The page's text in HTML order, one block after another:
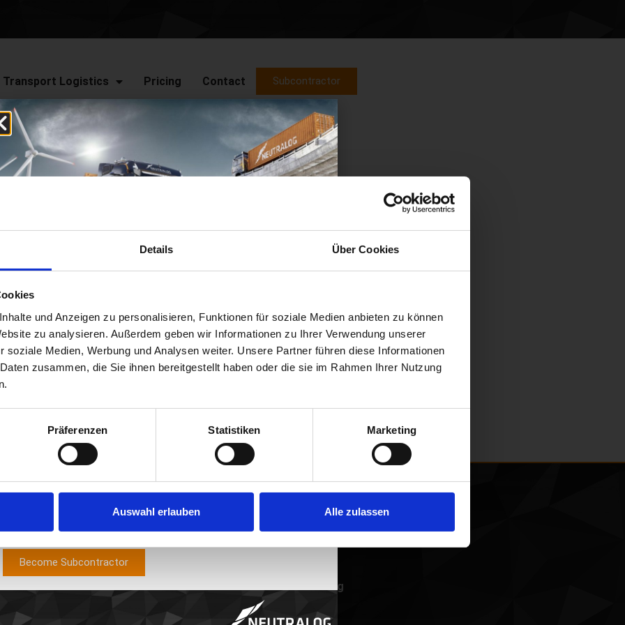
Details Über Cookies
und Anzeigen zu personalisieren, Funktionen für soziale Medien anbieten zu können
zu analysieren. Außerdem geben wir Informationen zu Ihrer Verwendung unserer
soziale Medien, Werbung und Analysen weiter. Unsere Partner führen diese Informationen
zusammen, die Sie ihnen bereitgestellt haben oder die sie im Rahmen Ihrer Nutzung
Präferenzen Statistiken Marketing
Auswahl erlauben Alle zulassen
Transport Logistics Pricing Contact Subcontractor
28195 Bremen
NEUTRALOG GmbH – Branch Hamburg
20457 Hamburg
WE ARE
EXPANDING!
transport, as well as for the
West Port Traffic gesucht
We offer full capacity with fair compensation!
We look forward to seeing you!
Become Subcontractor